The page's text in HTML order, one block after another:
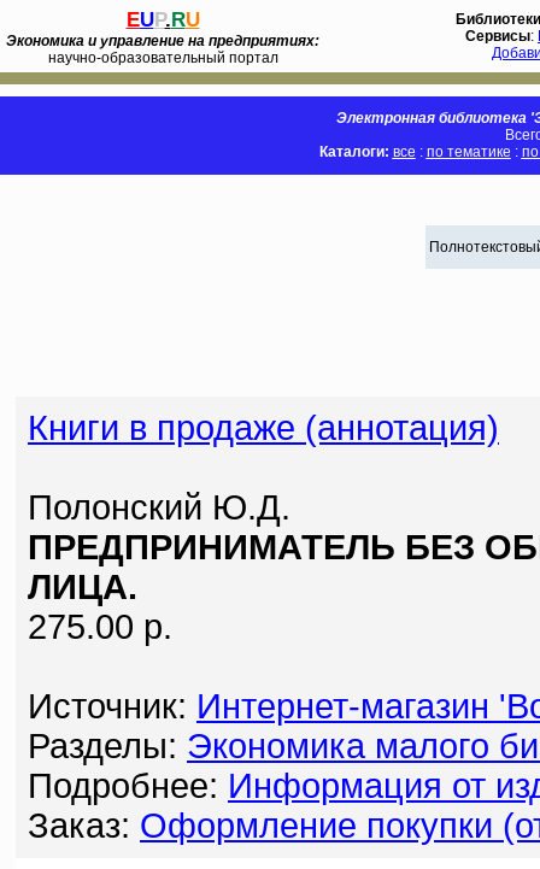
EUP.RU
Экономика и управление на предприятиях:
научно-образовательный портал
Библиотеки
Сервисы:
Электронная библиотека
Каталоги: все : по тематике :
Книги в продаже (аннотация)
Полонский Ю.Д.
ПРЕДПРИНИМАТЕЛЬ БЕЗ
ЛИЦА.
275.00 р.
Источник: Интернет-магазин
Разделы: Экономика малого
Подробнее: Информация от
Заказ: Оформление покупки